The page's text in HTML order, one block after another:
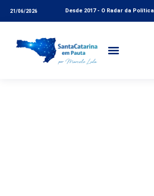
21/06/2026 Desde 2017 - O Radar da Política